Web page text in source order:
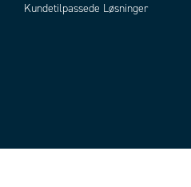
Kundetilpassede Løsninger